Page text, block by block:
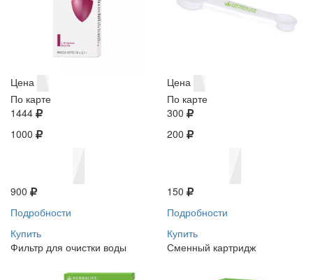
Цена
По карте
1444
1000
900
Подробности
Купить
Цена
По карте
300
200
150
Подробности
Купить
Фильтр для очистки воды
Сменный картридж